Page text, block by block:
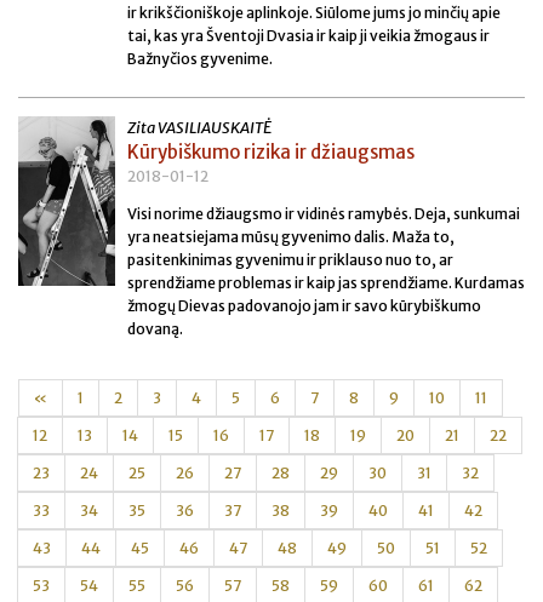
ir krikščioniškoje aplinkoje. Siūlome jums jo minčių apie
tai, kas yra Šventoji Dvasia ir kaip ji veikia žmogaus ir
Bažnyčios gyvenime.
Zita VASILIAUSKAITĖ
Kūrybiškumo rizika ir džiaugsmas
2018-01-12
Visi norime džiaugsmo ir vidinės ramybės. Deja, sunkumai
yra neatsiejama mūsų gyvenimo dalis. Maža to,
pasitenkinimas gyvenimu ir priklauso nuo to, ar
sprendžiame problemas ir kaip jas sprendžiame. Kurdamas
žmogų Dievas padovanojo jam ir savo kūrybiškumo
dovaną.
« 1 2 3 4 5 6 7 8 9 10 11
12 13 14 15 16 17 18 19 20 21 22
23 24 25 26 27 28 29 30 31 32
33 34 35 36 37 38 39 40 41 42
43 44 45 46 47 48 49 50 51 52
53 54 55 56 57 58 59 60 61 62